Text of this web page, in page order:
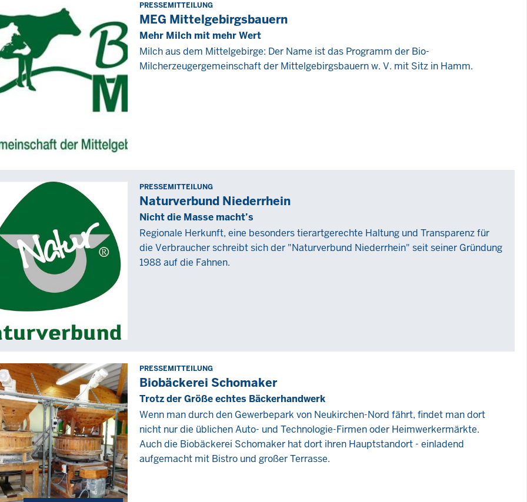
Freitag,
28
Januar
2022
-
PRESSEMITTEILUNG
MEG Mittelgebirgsbauern
Mehr Milch mit mehr Wert
Milch aus dem Mittelgebirge: Der Name ist das Programm der Bio-
Milcherzeugergemeinschaft der Mittelgebirgsbauern w. V. mit Sitz in Hamm.
Freitag,
3
September
2021
-
PRESSEMITTEILUNG
Naturverbund Niederrhein
Nicht die Masse macht’s
Regionale Herkunft, eine besonders tierartgerechte Haltung und Transparenz für
die Verbraucher schreibt sich der "Naturverbund Niederrhein" seit seiner Gründung
1988 auf die Fahnen.
Freitag,
9
Juli
2021
-
00:00
PRESSEMITTEILUNG
Biobäckerei Schomaker
Trotz der Größe echtes Bäckerhandwerk
Wenn man durch den Gewerbepark von Neukirchen-Nord fährt, findet man dort
nicht nur die üblichen Auto- und Technologie-Firmen oder Heimwerkermärkte.
Auch die Biobäckerei Schomaker hat dort ihren Hauptstandort - einladend
aufgemacht mit Bistro und großer Terrasse.